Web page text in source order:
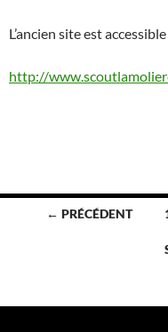
L’ancien site est
http://
Navigation
← PRÉCÉDENT